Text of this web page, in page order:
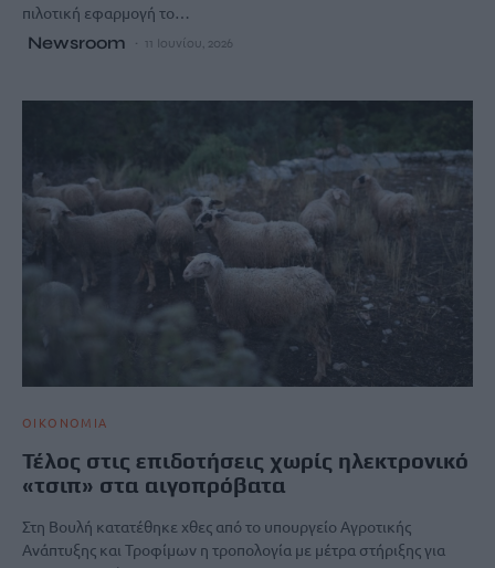
πιλοτική εφαρμογή το…
Newsroom 11 Ιουνίου, 2026
ΟΙΚΟΝΟΜΙΑ
Τέλος στις επιδοτήσεις χωρίς ηλεκτρονικό
«τσιπ» στα αιγοπρόβατα
Στη Βουλή κατατέθηκε χθες από το υπουργείο Αγροτικής
Ανάπτυξης και Τροφίμων η τροπολογία με μέτρα στήριξης για